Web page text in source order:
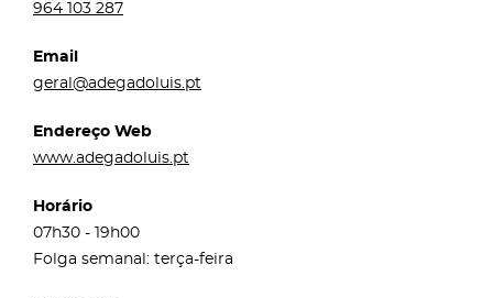
964 103 287
Email
geral@adegadoluis.pt
Endereço Web
www.adegadoluis.pt
Horário
07h30 - 19h00
Folga semanal: terça-feira